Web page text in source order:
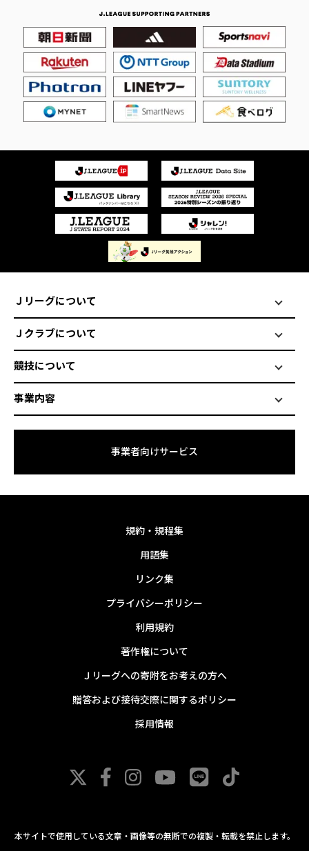
Ｊリーグについて
Ｊクラブについて
競技について
事業内容
事業者向けサービス
規約・規程集
用語集
リンク集
プライバシーポリシー
利用規約
著作権について
Ｊリーグへの寄附をお考えの方へ
贈答および接待交際に関するポリシー
採用情報
本サイトで使用している文章・画像等の無断での複製・転載を禁止します。